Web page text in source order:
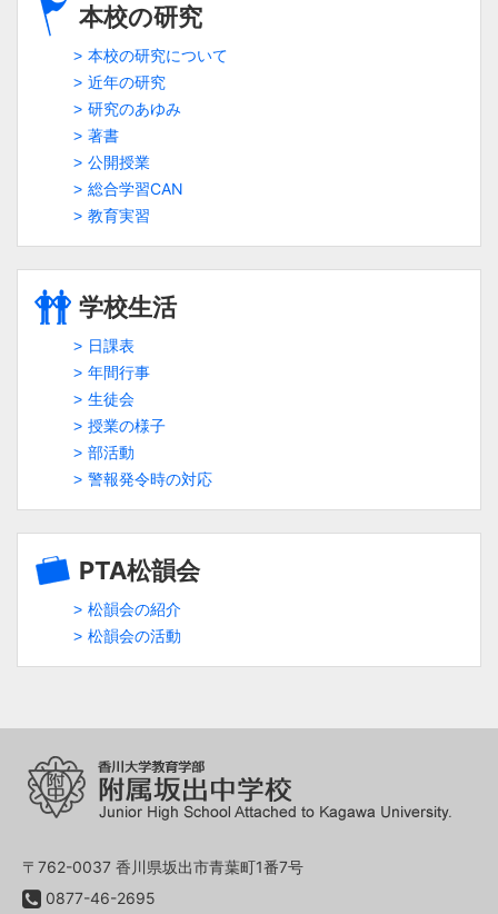
本校の研究
本校の研究について
近年の研究
研究のあゆみ
著書
公開授業
総合学習CAN
教育実習
学校生活
日課表
年間行事
生徒会
授業の様子
部活動
警報発令時の対応
PTA松韻会
松韻会の紹介
松韻会の活動
〒762-0037 香川県坂出市青葉町1番7号
0877-46-2695